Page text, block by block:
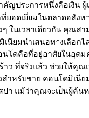
ญประการหนึ่งคือเงิน
ยอดเยี่ยมในตลาดอสัง
ในเวลาเดียวกัน คุณส
นียมนำเสนอทางเลือก
นโดคือที่อยู่อาศัยในอุด
ว ที่จริงแล้ว ช่วยให้คุณ
ำหรับขาย คอนโดมิเนี
ปา แม้ว่าคุณจะเป็นผู้ค้